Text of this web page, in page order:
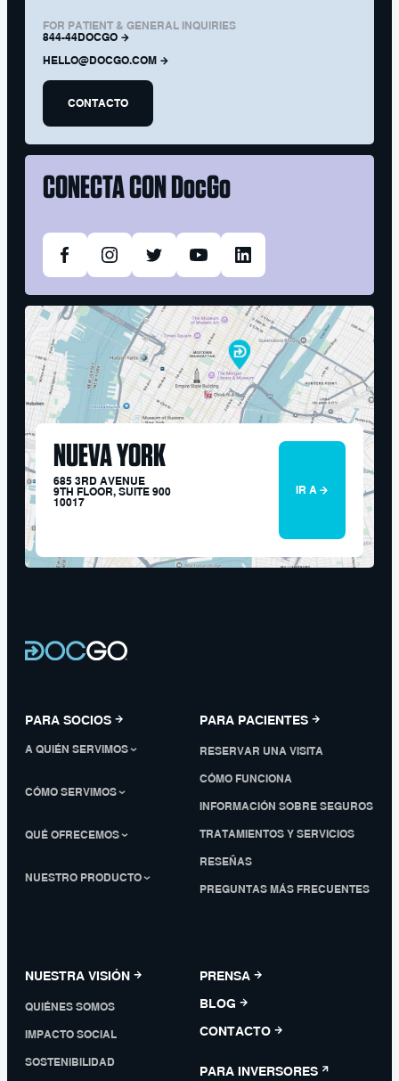
FOR PATIENT & GENERAL INQUIRIES
844-44DOCGO
HELLO@DOCGO.COM
CONTACTO
CONECTA CONDocGo
NUEVA YORK
685 3RD AVENUE
9TH FLOOR, SUITE 900
10017
IR A
PARA SOCIOS
A QUIÉN SERVIMOS
CÓMO SERVIMOS
QUÉ OFRECEMOS
NUESTRO PRODUCTO
PARA PACIENTES
RESERVAR UNA VISITA
CÓMO FUNCIONA
INFORMACIÓN SOBRE SEGUROS
TRATAMIENTOS Y SERVICIOS
RESEÑAS
PREGUNTAS MÁS FRECUENTES
NUESTRA VISIÓN
QUIÉNES SOMOS
IMPACTO SOCIAL
SOSTENIBILIDAD
PRENSA
BLOG
CONTACTO
PARA INVERSORES